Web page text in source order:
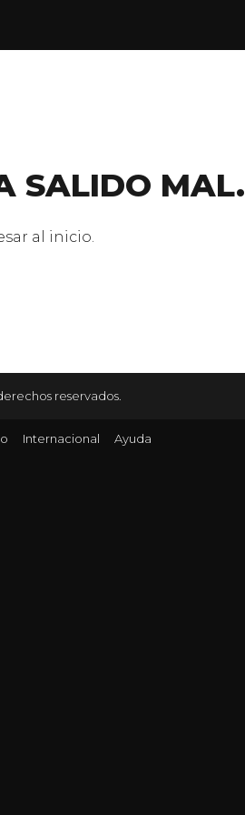
SALIDO MAL.
al inicio.
reservados.
Internacional Ayuda